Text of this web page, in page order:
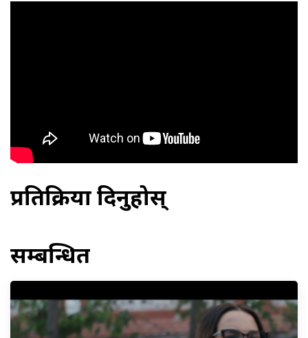
प्रतिक्रिया दिनुहोस्
सम्बन्धित